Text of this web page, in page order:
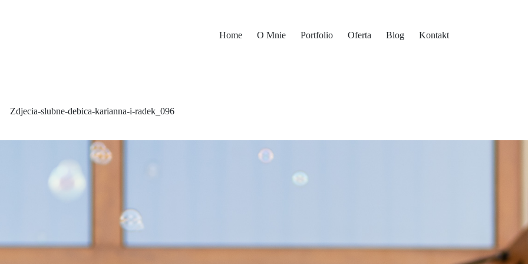
Home
O Mnie Portfolio Oferta Blog Kontakt
Zdjecia-slubne-debica-karianna-i-radek_096